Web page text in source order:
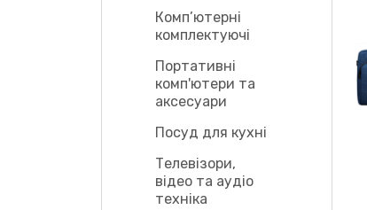
Комп’ютерні
комплектуючі
Портативні
комп'ютери та
аксесуари
Посуд для кухні
Телевізори,
відео та аудіо
техніка